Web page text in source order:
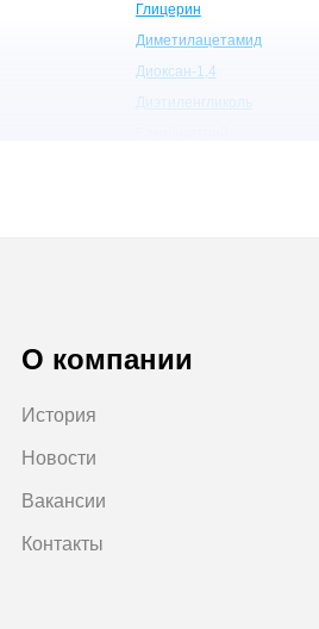
Глицерин
Диметилацетамид
Диоксан-1,4
Диэтиленгликоль
Перхлорэтилен
О компании
История
Новости
Вакансии
Контакты